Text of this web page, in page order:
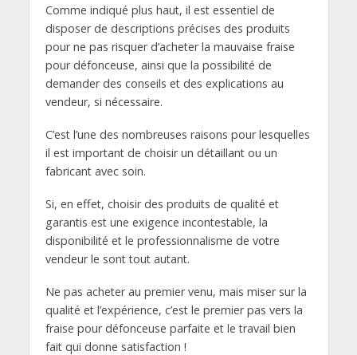
Comme indiqué plus haut, il est essentiel de
disposer de descriptions précises des produits
pour ne pas risquer d’acheter la mauvaise fraise
pour défonceuse, ainsi que la possibilité de
demander des conseils et des explications au
vendeur, si nécessaire.
C’est l’une des nombreuses raisons pour lesquelles
il est important de choisir un détaillant ou un
fabricant avec soin.
Si, en effet, choisir des produits de qualité et
garantis est une exigence incontestable, la
disponibilité et le professionnalisme de votre
vendeur le sont tout autant.
Ne pas acheter au premier venu, mais miser sur la
qualité et l’expérience, c’est le premier pas vers la
fraise pour défonceuse parfaite et le travail bien
fait qui donne satisfaction !